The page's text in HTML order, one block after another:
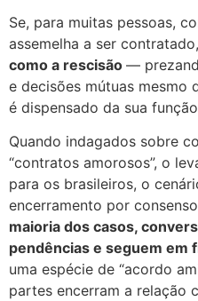
Se, para muitas pessoas,
assemelha a ser contratado,
como a rescisão —
e decisões mútuas mesmo
é dispensado da sua
Quando indagados sobre
“contratos amorosos”, o
para os brasileiros, o
encerramento por
maioria dos casos,
pendências e seguem em
uma espécie de “acordo
partes encerram a relação